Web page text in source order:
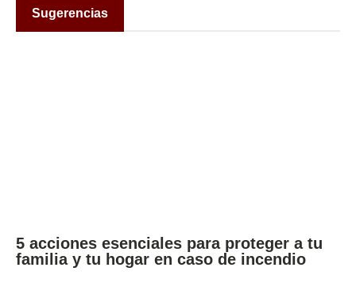
Sugerencias
5 acciones esenciales para proteger a tu
familia y tu hogar en caso de incendio